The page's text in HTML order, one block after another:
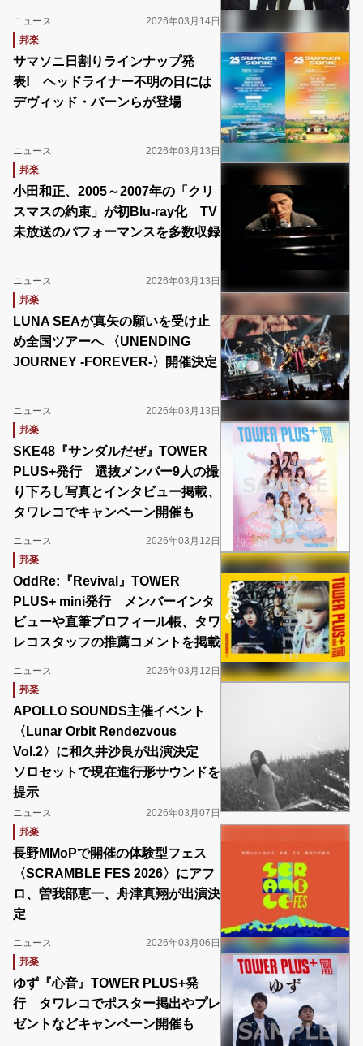
ニュース
2026年03月14日
邦楽
サマソニ日割りラインナップ発
表! ヘッドライナー不明の日には
デヴィッド・バーンらが登場
ニュース
2026年03月13日
邦楽
小田和正、2005～2007年の「クリ
スマスの約束」が初Blu-ray化 TV
未放送のパフォーマンスを多数収録
ニュース
2026年03月13日
邦楽
LUNA SEAが真矢の願いを受け止
め全国ツアーへ 〈UNENDING
JOURNEY -FOREVER-〉開催決定
ニュース
2026年03月13日
邦楽
SKE48『サンダルだぜ』TOWER
PLUS+発行 選抜メンバー9人の撮
り下ろし写真とインタビュー掲載、
タワレコでキャンペーン開催も
ニュース
2026年03月12日
邦楽
OddRe:『Revival』TOWER
PLUS+ mini発行 メンバーインタ
ビューや直筆プロフィール帳、タワ
レコスタッフの推薦コメントを掲載
ニュース
2026年03月12日
邦楽
APOLLO SOUNDS主催イベント
〈Lunar Orbit Rendezvous
Vol.2〉に和久井沙良が出演決定
ソロセットで現在進行形サウンドを
提示
ニュース
2026年03月07日
邦楽
長野MMoPで開催の体験型フェス
〈SCRAMBLE FES 2026〉にアフ
ロ、曽我部恵一、舟津真翔が出演決
定
ニュース
2026年03月06日
邦楽
ゆず『心音』TOWER PLUS+発
行 タワレコでポスター掲出やプレ
ゼントなどキャンペーン開催も